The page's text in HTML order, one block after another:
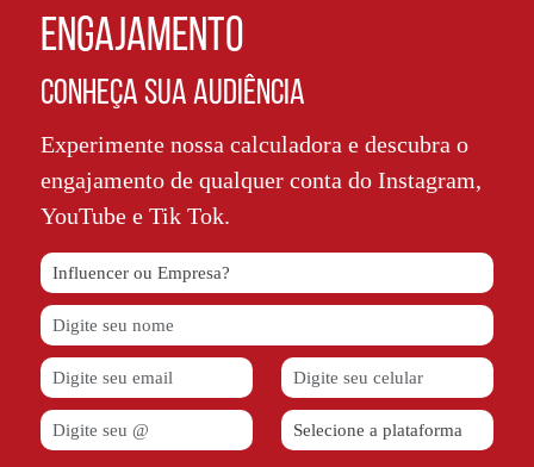
ENGAJAMENTO
CONHEÇA SUA AUDIÊNCIA
Experimente nossa calculadora e descubra o
engajamento de qualquer conta do Instagram,
YouTube e Tik Tok.